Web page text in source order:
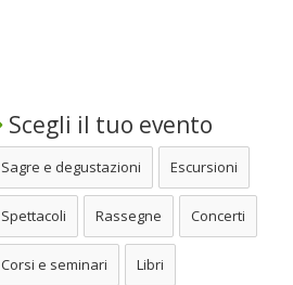
Scegli il tuo evento
Sagre e degustazioni Escursioni
Spettacoli Rassegne Concerti
Corsi e seminari Libri